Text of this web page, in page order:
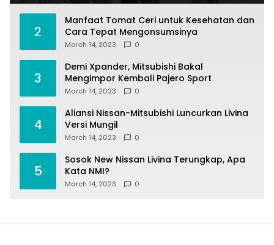
2
Manfaat Tomat Ceri untuk Kesehatan dan
Cara Tepat Mengonsumsinya
March 14, 2023 0
3
Demi Xpander, Mitsubishi Bakal
Mengimpor Kembali Pajero Sport
March 14, 2023 0
4
Aliansi Nissan-Mitsubishi Luncurkan Livina
Versi Mungil
March 14, 2023 0
5
Sosok New Nissan Livina Terungkap, Apa
Kata NMI?
March 14, 2023 0